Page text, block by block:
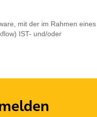
mit der im Rahmen eines
IST- und/oder